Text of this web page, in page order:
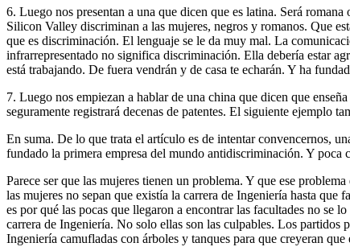
6. Luego nos presentan a una que dicen que es latina. Será
Silicon Valley discriminan a las mujeres, negros y romanos. Que
que es discriminación. El lenguaje se le da muy mal. La
infrarrepresentado no significa discriminación. Ella debería estar
está trabajando. De fuera vendrán y de casa te echarán. Y ha
7. Luego nos empiezan a hablar de una china que dicen que
seguramente registrará decenas de patentes. El siguiente ejemplo
En suma. De lo que trata el artículo es de intentar convencernos,
fundado la primera empresa del mundo antidiscriminación. Y poca
Parece ser que las mujeres tienen un problema. Y que ese
las mujeres no sepan que existía la carrera de Ingeniería hasta
es por qué las pocas que llegaron a encontrar las facultades no se
carrera de Ingeniería. No solo ellas son las culpables. Los partidos
Ingeniería camufladas con árboles y tanques para que creyeran